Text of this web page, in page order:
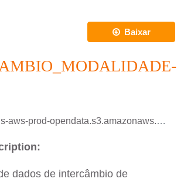
Baixar
dataset/intercambio_modalidade_ho/INTERCAMBIO_ENERGIA_MODALIDADE_2014.xlsx
dados de intercâmbio de